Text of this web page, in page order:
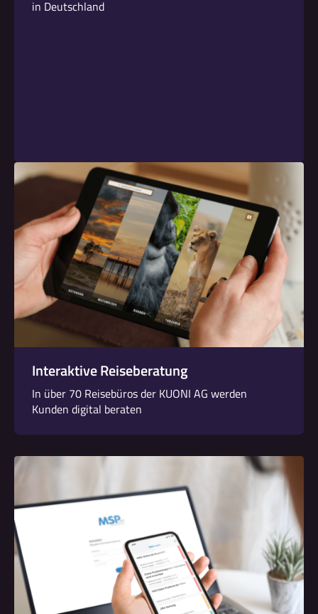
in Deutschland
Interaktive Reiseberatung
In über 70 Reisebüros der KUONI AG werden
Kunden digital beraten